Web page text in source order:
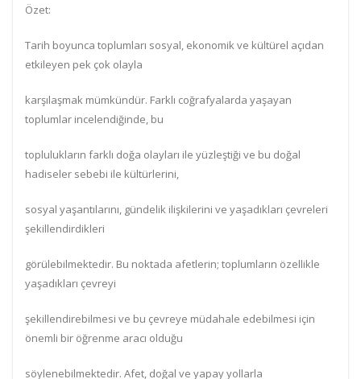
Özet:
Tarih boyunca toplumları sosyal, ekonomik ve kültürel açıdan
etkileyen pek çok olayla
karşılaşmak mümkündür. Farklı coğrafyalarda yaşayan
toplumlar incelendiğinde, bu
toplulukların farklı doğa olayları ile yüzleştiği ve bu doğal
hadiseler sebebi ile kültürlerini,
sosyal yaşantılarını, gündelik ilişkilerini ve yaşadıkları çevreleri
şekillendirdikleri
görülebilmektedir. Bu noktada afetlerin; toplumların özellikle
yaşadıkları çevreyi
şekillendirebilmesi ve bu çevreye müdahale edebilmesi için
önemli bir öğrenme aracı olduğu
söylenebilmektedir. Afet, doğal ve yapay yollarla